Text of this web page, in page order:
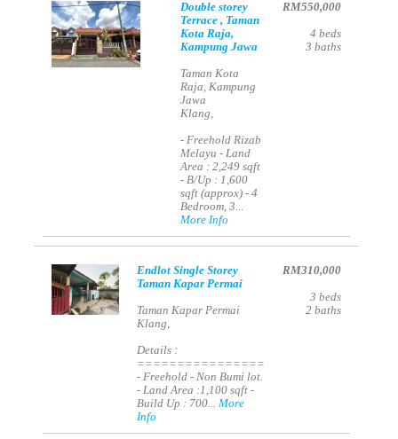
Double storey
Terrace , Taman
Kota Raja,
Kampung Jawa
Taman Kota
Raja, Kampung
Jawa
Klang,
- Freehold Rizab
Melayu - Land
Area : 2,249 sqft
- B/Up : 1,600
sqft (approx) - 4
Bedroom, 3...
More Info
RM550,000
4 beds
3 baths
Endlot Single Storey
Taman Kapar Permai
Taman Kapar Permai
Klang,
Details :
================
- Freehold - Non Bumi lot.
- Land Area :1,100 sqft -
Build Up : 700...More
Info
RM310,000
3 beds
2 baths